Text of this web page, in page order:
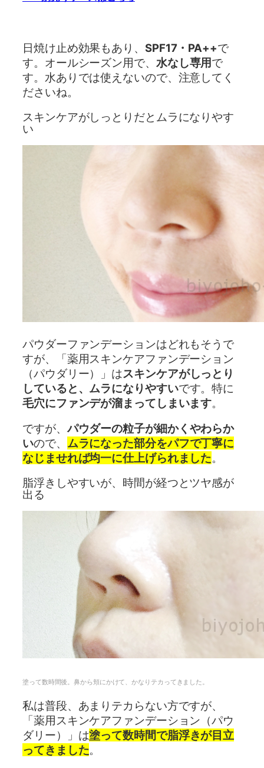
日焼け止め効果もあり、 SPF17・PA++で
す。オールシーズン用で、 水なし専用で
す。水ありでは使えないので、注意してく
ださいね。
スキンケアがしっとりだとムラになりやす
い
パウダーファンデーションはどれもそうで
すが、「薬用スキンケアファンデーション
（パウダリー）」はスキンケアがしっとり
していると、ムラになりやすいです。特に
毛穴にファンデが溜まってしまいます。
ですが、パウダーの粒子が細かくやわらか
いので、 ムラになった部分をパフで丁寧に
なじませれば均一に仕上げられました。
脂浮きしやすいが、時間が経つとツヤ感が
出る
塗って数時間後。鼻から頬にかけて、かなりテカってきました。
私は普段、あまりテカらない方ですが、
「薬用スキンケアファンデーション（パウ
ダリー）」は塗って数時間で脂浮きが目立
ってきました。